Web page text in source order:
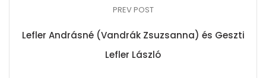
PREV POST
Lefler Andrásné (Vandrák Zsuzsanna) és Geszti
Lefler László